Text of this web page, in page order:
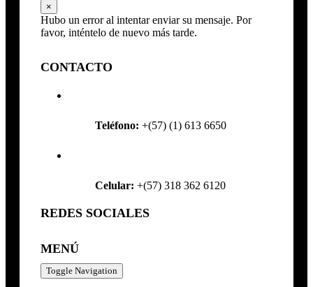
×
Hubo un error al intentar enviar su mensaje. Por
favor, inténtelo de nuevo más tarde.
CONTACTO
Teléfono: +(57) (1) 613 6650
Celular: +(57) 318 362 6120
REDES SOCIALES
MENÚ
Toggle Navigation